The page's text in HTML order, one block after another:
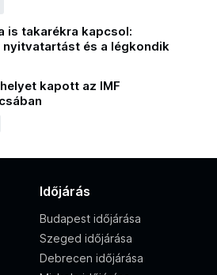
is takarékra kapcsol:
és a légkondik
kapott az IMF
Időjárás
Budapest időjárása
Szeged időjárása
Debrecen időjárása